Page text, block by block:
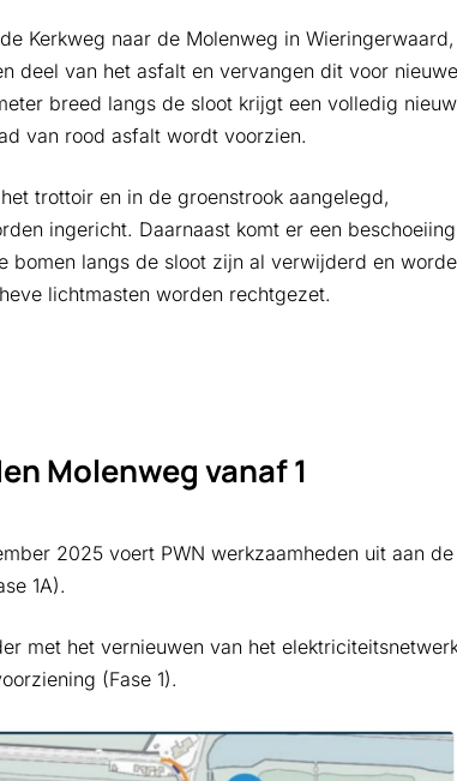
Kerkweg naar de Molenweg in Wieringerwaard,
deel van het asfalt en vervangen dit voor nieuwe
breed langs de sloot krijgt een volledig
van rood asfalt wordt voorzien.
trottoir en in de groenstrook aangelegd,
ingericht. Daarnaast komt er een beschoeiing
bomen langs de sloot zijn al verwijderd en
lichtmasten worden rechtgezet.
Molenweg vanaf 1
2025 voert PWN werkzaamheden uit aan de
1A).
met het vernieuwen van het
(Fase 1).